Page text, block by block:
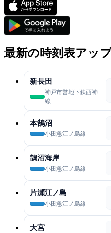
最新の時刻表アッ
新長田
神戸市営地下鉄西神
線
本鵠沼
小田急江ノ島線
鵠沼海岸
小田急江ノ島線
片瀬江ノ島
小田急江ノ島線
大宮